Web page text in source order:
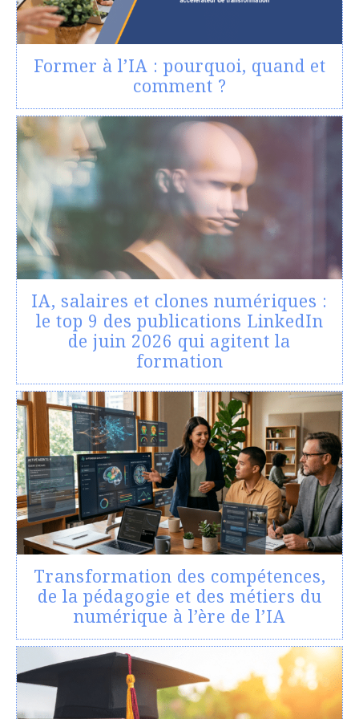
Former à l’IA : pourquoi, quand et
comment ?
IA, salaires et clones numériques :
le top 9 des publications LinkedIn
de juin 2026 qui agitent la
formation
Transformation des compétences,
de la pédagogie et des métiers du
numérique à l’ère de l’IA